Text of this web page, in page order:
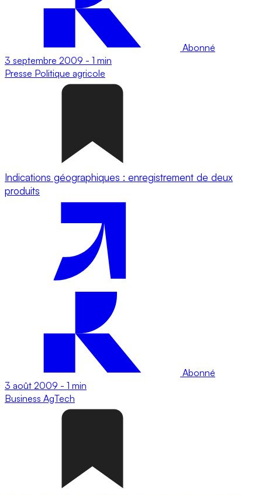
Abonné
3 septembre 2009 - 1 min
Presse Politique agricole
Indications géographiques : enregistrement de deux
produits
Abonné
3 août 2009 - 1 min
Business AgTech